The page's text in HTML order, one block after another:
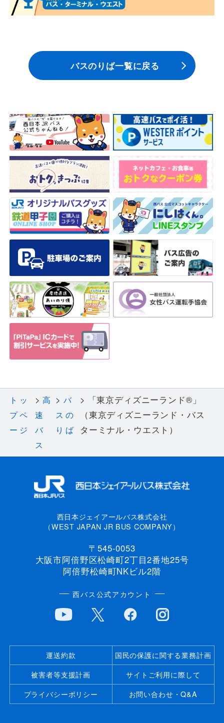
バスのりば一覧に戻る
トッ
プペ
ージ
高
速
バ
ス
バ
スの
りば
「東京ディズニーランド®」
（東京ディズニーランド・バス
ターミナル・ウエスト）
西日本ジェイアールバス株式会社
（WEST JAPAN JR BUS COMPANY）
〒545-0053
大阪市阿倍野区松崎町2丁目2番地25号
阿倍野松崎町NKビル2階
西バス公式アカウント
運送約款
国民の保護に関する業務計画
被害者等支援計画
サイトご利用に際して
プライバシーポリシー
お問い合わせ・Q&A